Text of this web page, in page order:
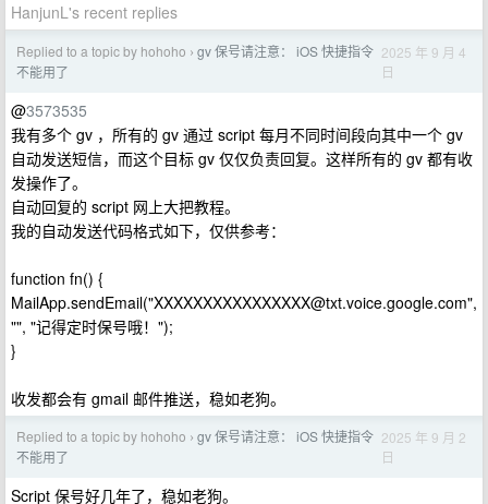
HanjunL's recent replies
Replied to a topic by hohoho › gv 保号请注意： iOS 快捷指令
不能用了
2025 年 9 月 4
日
@3573535
我有多个 gv ，所有的 gv 通过 script 每月不同时间段向其中一个 gv
自动发送短信，而这个目标 gv 仅仅负责回复。这样所有的 gv 都有收
发操作了。
自动回复的 script 网上大把教程。
我的自动发送代码格式如下，仅供参考：
function fn() {
MailApp.sendEmail("XXXXXXXXXXXXXXXX@txt.voice.google.com",
"", "记得定时保号哦！");
}
收发都会有 gmail 邮件推送，稳如老狗。
Replied to a topic by hohoho › gv 保号请注意： iOS 快捷指令
不能用了
2025 年 9 月 2
日
Script 保号好几年了，稳如老狗。